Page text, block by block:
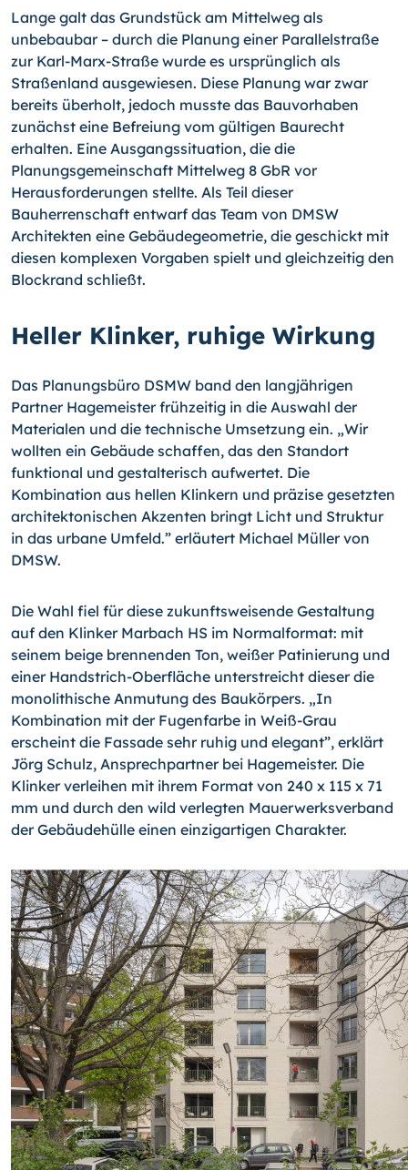
Lange galt das Grundstück am Mittelweg als
unbebaubar – durch die Planung einer Parallelstraße
zur Karl-Marx-Straße wurde es ursprünglich als
Straßenland ausgewiesen. Diese Planung war zwar
bereits überholt, jedoch musste das Bauvorhaben
zunächst eine Befreiung vom gültigen Baurecht
erhalten. Eine Ausgangssituation, die die
Planungsgemeinschaft Mittelweg 8 GbR vor
Herausforderungen stellte. Als Teil dieser
Bauherrenschaft entwarf das Team von DMSW
Architekten eine Gebäudegeometrie, die geschickt mit
diesen komplexen Vorgaben spielt und gleichzeitig den
Blockrand schließt.
Heller Klinker, ruhige Wirkung
Das Planungsbüro DSMW band den langjährigen
Partner Hagemeister frühzeitig in die Auswahl der
Materialen und die technische Umsetzung ein. „Wir
wollten ein Gebäude schaffen, das den Standort
funktional und gestalterisch aufwertet. Die
Kombination aus hellen Klinkern und präzise gesetzten
architektonischen Akzenten bringt Licht und Struktur
in das urbane Umfeld.” erläutert Michael Müller von
DMSW.
Die Wahl fiel für diese zukunftsweisende Gestaltung
auf den Klinker Marbach HS im Normalformat: mit
seinem beige brennenden Ton, weißer Patinierung und
einer Handstrich-Oberfläche unterstreicht dieser die
monolithische Anmutung des Baukörpers. „In
Kombination mit der Fugenfarbe in Weiß-Grau
erscheint die Fassade sehr ruhig und elegant”, erklärt
Jörg Schulz, Ansprechpartner bei Hagemeister. Die
Klinker verleihen mit ihrem Format von 240 x 115 x 71
mm und durch den wild verlegten Mauerwerksverband
der Gebäudehülle einen einzigartigen Charakter.